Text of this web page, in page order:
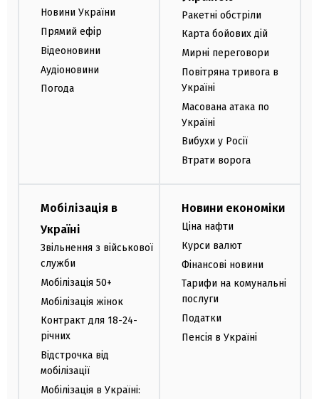
Новини України
Прямий ефір
Відеоновини
Аудіоновини
Погода
Ракетні обстріли
Карта бойових дій
Мирні переговори
Повітряна тривога в
Україні
Масована атака по
Україні
Вибухи у Росії
Втрати ворога
Мобілізація в
Україні
Звільнення з військової
служби
Мобілізація 50+
Мобілізація жінок
Контракт для 18-24-
річних
Відстрочка від
мобілізації
Мобілізація в Україні:
Новини економіки
Ціна нафти
Курси валют
Фінансові новини
Тарифи на комунальні
послуги
Податки
Пенсія в Україні